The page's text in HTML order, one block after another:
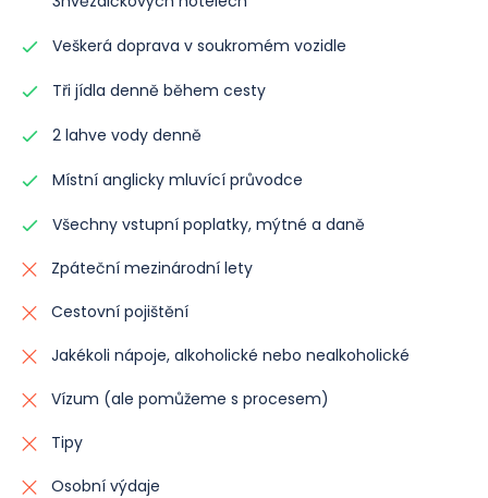
Veškerá doprava v soukromém vozidle
Tři jídla denně během cesty
2 lahve vody denně
Místní anglicky mluvící průvodce
Všechny vstupní poplatky, mýtné a daně
Zpáteční mezinárodní lety
Cestovní pojištění
Jakékoli nápoje, alkoholické nebo nealkoholické
Vízum (ale pomůžeme s procesem)
Tipy
Osobní výdaje